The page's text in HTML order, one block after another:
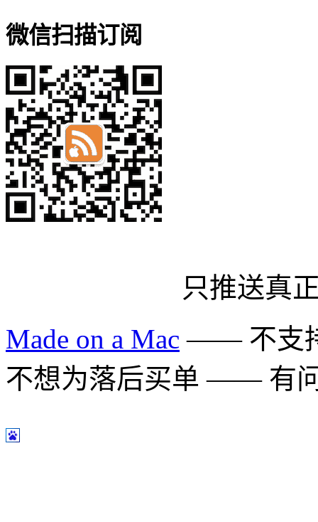
微信扫描订阅
只推送真
Made on a Mac —— 不支
不想为落后买单 —— 有